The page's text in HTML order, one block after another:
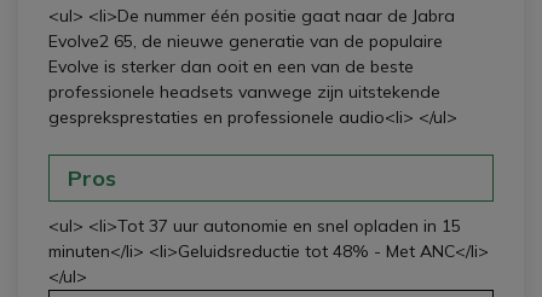
<ul> <li>De nummer één positie gaat naar de Jabra
Evolve2 65, de nieuwe generatie van de populaire
Evolve is sterker dan ooit en een van de beste
professionele headsets vanwege zijn uitstekende
gespreksprestaties en professionele audio<li> </ul>
Pros
<ul> <li>Tot 37 uur autonomie en snel opladen in 15
minuten</li> <li>Geluidsreductie tot 48% - Met ANC</li>
</ul>